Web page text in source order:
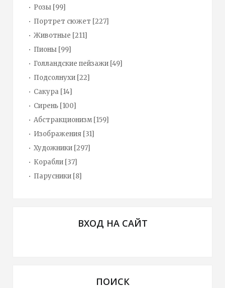
Розы [99]
Портрет сюжет [227]
Животные [211]
Пионы [99]
Голландские пейзажи [49]
Подсолнухи [22]
Сакура [14]
Сирень [100]
Абстракционизм [159]
Изображения [31]
Художники [297]
Корабли [37]
Парусники [8]
ВХОД НА САЙТ
ПОИСК